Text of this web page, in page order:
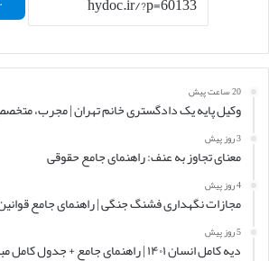
20 ساعت پیش
وکیل پایه یک دادگستری خانم تهران | مجرب،
3 روز پیش
معنای تجاوز به عنف: راهنمای جامع حقوقی
4 روز پیش
مجازات نگهداری فشنگ جنگی | راهنمای جامع
5 روز پیش
دیه کامل انسان ۱۴۰۱ | راهنمای جامع + جدول کامل مبلغ دیه